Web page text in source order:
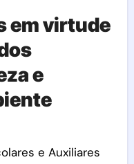
em virtude
e
e Auxiliares